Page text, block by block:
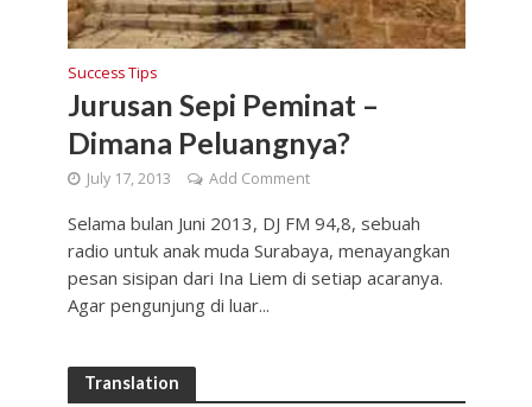
Success Tips
Jurusan Sepi Peminat –
Dimana Peluangnya?
July 17, 2013 Add Comment
Selama bulan Juni 2013, DJ FM 94,8, sebuah
radio untuk anak muda Surabaya, menayangkan
pesan sisipan dari Ina Liem di setiap acaranya.
Agar pengunjung di luar...
Translation